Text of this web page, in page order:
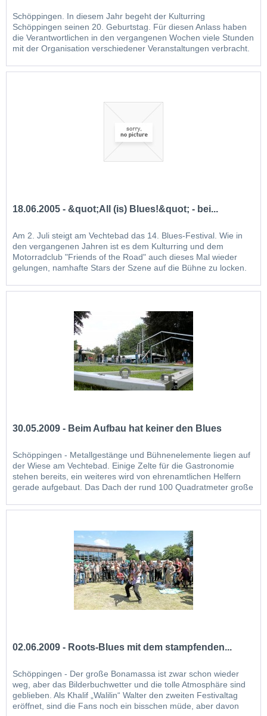
Schöppingen. In diesem Jahr begeht der Kulturring
Schöppingen seinen 20. Geburtstag. Für diesen Anlass haben
die Verantwortlichen in den vergangenen Wochen viele Stunden
mit der Organisation verschiedener Veranstaltungen verbracht.
in Kooperation mit der Gemeinde Schöppingen und der...
18.06.2005 - &quot;All (is) Blues!&quot; - bei...
Am 2. Juli steigt am Vechtebad das 14. Blues-Festival. Wie in
den vergangenen Jahren ist es dem Kulturring und dem
Motorradclub "Friends of the Road" auch dieses Mal wieder
gelungen, namhafte Stars der Szene auf die Bühne zu locken.
diesem kurzen Kommentar beschreibt der deutsch-italienische
30.05.2009 - Beim Aufbau hat keiner den Blues
Schöppingen - Metallgestänge und Bühnenelemente liegen auf
der Wiese am Vechtebad. Einige Zelte für die Gastronomie
stehen bereits, ein weiteres wird von ehrenamtlichen Helfern
gerade aufgebaut. Das Dach der rund 100 Quadratmeter große
befindet sich erst auf Augenhöhe. Am...
02.06.2009 - Roots-Blues mit dem stampfenden...
Schöppingen - Der große Bonamassa ist zwar schon wieder
weg, aber das Bilderbuchwetter und die tolle Atmosphäre sind
geblieben. Als Khalif „Walilin“ Walter den zweiten Festivaltag
eröffnet, sind die Fans noch ein bisschen müde, aber davon